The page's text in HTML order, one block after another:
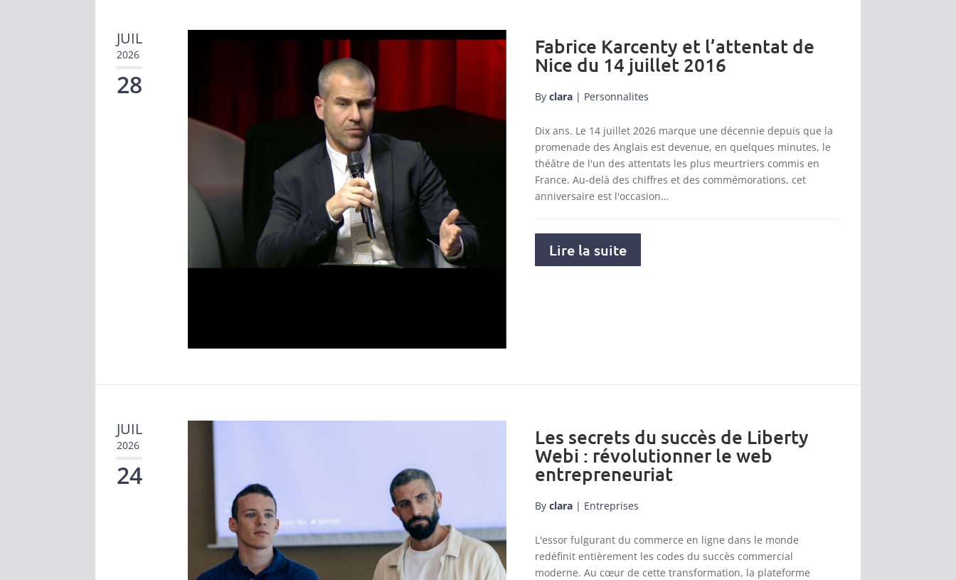
JUIL
2026
28
Fabrice Karcenty et l’attentat de
Nice du 14 juillet 2016
By clara | Personnalites
Dix ans. Le 14 juillet 2026 marque une décennie depuis que la
promenade des Anglais est devenue, en quelques minutes, le
théâtre de l'un des attentats les plus meurtriers commis en
France. Au-delà des chiffres et des commémorations, cet
anniversaire est l'occasion...
Lire la suite
JUIL
2026
24
Les secrets du succès de Liberty
Webi : révolutionner le web
entrepreneuriat
By clara | Entreprises
L'essor fulgurant du commerce en ligne dans le monde
redéfinit entièrement les codes du succès commercial
moderne. Au cœur de cette transformation, la plateforme